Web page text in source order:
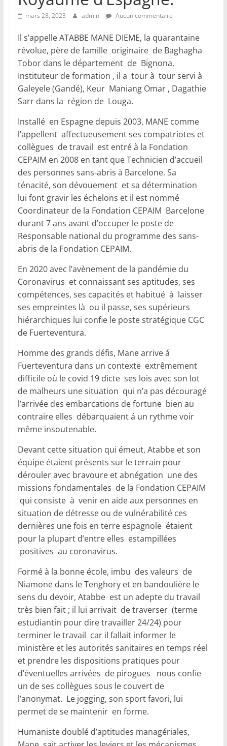
mars 28, 2023 admin Aucun commentaire
Il s’appelle ATABBE MANE DIEME, la quarantaine
révolue, père de famille originaire de Baghagha
Tobor dans le département de Bignona,
Instituteur de formation , il a tour à tour servi à
Galeyele (Gandé), Keur Maniang Omar , Dagathie
Sarr dans la région de Louga.
Installé en Espagne depuis 2003, MANE comme
l’appellent affectueusement ses compatriotes et
collègues de travail est entré à la Fondation
CEPAIM en 2008 en tant que Technicien d’accueil
des personnes sans-abris à Barcelone. Sa
ténacité, son dévouement et sa détermination
lui font gravir les échelons et il est nommé
Coordinateur de la Fondation CEPAIM Barcelone
durant 7 ans avant d’occuper le poste de
Responsable national du programme des sans-
abris de la Fondation CEPAIM.
En 2020 avec l’avènement de la pandémie du
Coronavirus et connaissant ses aptitudes, ses
compétences, ses capacités et habitué à laisser
ses empreintes là ou il passe, ses supérieurs
hiérarchiques lui confie le poste stratégique CGC
de Fuerteventura.
Homme des grands défis, Mane arrive á
Fuerteventura dans un contexte extrêmement
difficile où le covid 19 dicte ses lois avec son lot
de malheurs une situation qui n’a pas découragé
l’arrivée des embarcations de fortune bien au
contraire elles débarquaient á un rythme voir
même insoutenable.
Devant cette situation qui émeut, Atabbe et son
équipe étaient présents sur le terrain pour
dérouler avec bravoure et abnégation une des
missions fondamentales de la Fondation CEPAIM
qui consiste à venir en aide aux personnes en
situation de détresse ou de vulnérabilité ces
dernières une fois en terre espagnole étaient
pour la plupart d’entre elles estampillées
positives au coronavirus.
Formé à la bonne école, imbu des valeurs de
Niamone dans le Tenghory et en bandoulière le
sens du devoir, Atabbe est un adepte du travail
très bien fait ; il lui arrivait de traverser (terme
estudiantin pour dire travailler 24/24) pour
terminer le travail car il fallait informer le
ministère et les autorités sanitaires en temps réel
et prendre les dispositions pratiques pour
d’éventuelles arrivées de pirogues nous confie
un de ses collègues sous le couvert de
l’anonymat. Le jogging, son sport favori, lui
permet de se maintenir en forme.
Humaniste doublé d’aptitudes managériales,